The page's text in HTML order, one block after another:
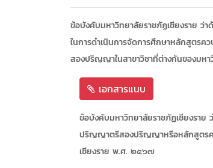
ข้อบังคับมหาวิทยาลัยราชภัฏเชียงราย ว่
ในการดำเนินการจัดการศึกษาหลักสูต
สองปริญญาในสาขาวิชาที่ต่างกันของมห
เอกสารแนบ
ข้อบังคับมหาวิทยาลัยราชภัฏเชียงราย
ปริญญาตรีสองปริญญาหรือหลักสูตรค
เชียงราย พ.ศ. ๒๕๖๗